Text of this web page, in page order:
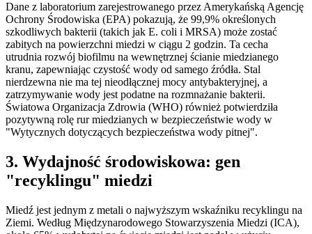
Dane z laboratorium zarejestrowanego przez Amerykańską Agencję
Ochrony Środowiska (EPA) pokazują, że 99,9% określonych
szkodliwych bakterii (takich jak E. coli i MRSA) może zostać
zabitych na powierzchni miedzi w ciągu 2 godzin. Ta cecha
utrudnia rozwój biofilmu na wewnętrznej ścianie miedzianego
kranu, zapewniając czystość wody od samego źródła. Stal
nierdzewna nie ma tej nieodłącznej mocy antybakteryjnej, a
zatrzymywanie wody jest podatne na rozmnażanie bakterii.
Światowa Organizacja Zdrowia (WHO) również potwierdziła
pozytywną rolę rur miedzianych w bezpieczeństwie wody w
"Wytycznych dotyczących bezpieczeństwa wody pitnej".
3. Wydajność środowiskowa: gen
"recyklingu" miedzi
Miedź jest jednym z metali o najwyższym wskaźniku recyklingu na
Ziemi. Według Międzynarodowego Stowarzyszenia Miedzi (ICA),